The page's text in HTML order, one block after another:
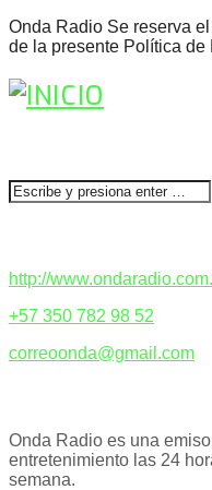
Onda Radio Se reserva
de la presente Política
http://
+57 350 782 98 52
correoonda@gmail.com
Onda Radio es una
entretenimiento las 24
semana.